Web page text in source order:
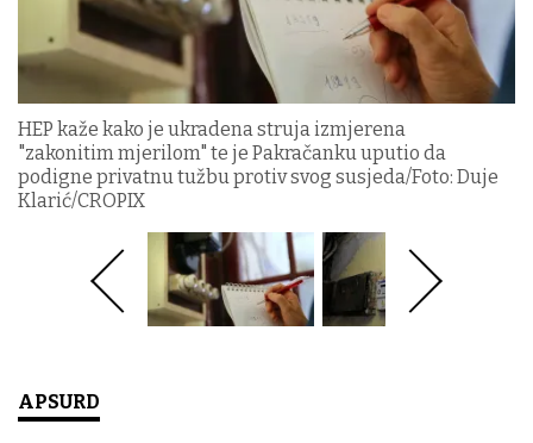
HEP kaže kako je ukradena struja izmjerena
"zakonitim mjerilom" te je Pakračanku uputio da
podigne privatnu tužbu protiv svog susjeda/Foto: Duje
Klarić/CROPIX
APSURD